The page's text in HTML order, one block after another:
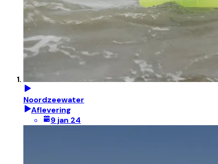
Noordzeewater
Aflevering
9 jan 24